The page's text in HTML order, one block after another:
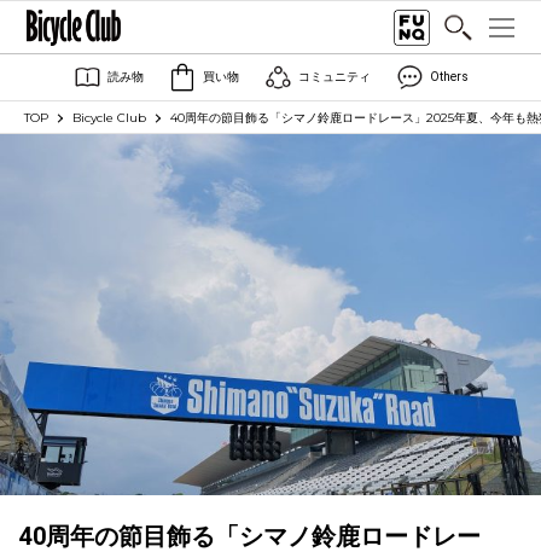
読み物 買い物 コミュニティ Others
TOP Bicycle Club 40周年の節目飾る「シマノ鈴鹿ロードレース」2025年夏、今年も
40周年の節目飾る「シマノ鈴鹿ロードレー